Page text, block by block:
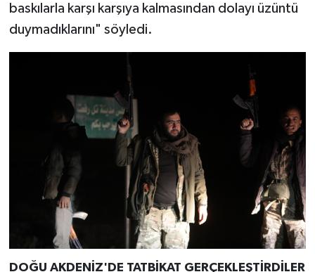
baskılarla karşı karşıya kalmasından dolayı üzüntü
duymadıklarını" söyledi.
DOĞU AKDENİZ'DE TATBİKAT GERÇEKLEŞTİRDİLER